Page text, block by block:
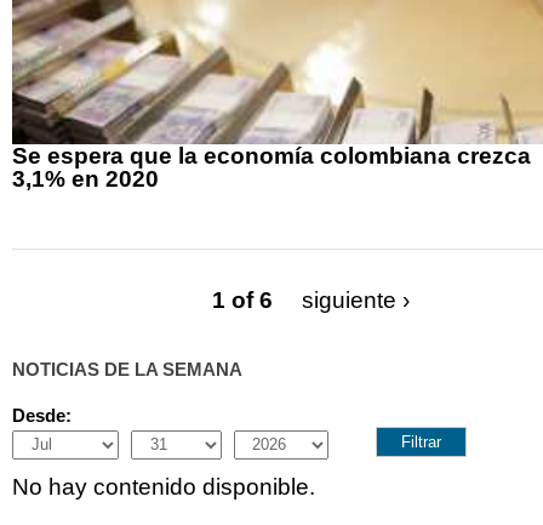
Se espera que la economía colombiana crezca
3,1% en 2020
1 of 6 siguiente ›
NOTICIAS DE LA SEMANA
Desde:
Month
Day Year
No hay contenido disponible.